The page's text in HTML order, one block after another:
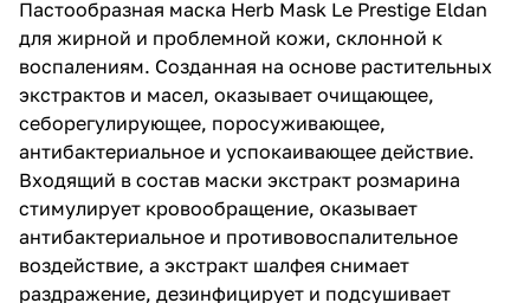
Пастообразная маска Herb Mask Le Prestige Eldan
для жирной и проблемной кожи, склонной к
воспалениям. Созданная на основе растительных
экстрактов и масел, оказывает очищающее,
себорегулирующее, поросуживающее,
антибактериальное и успокаивающее действие.
Входящий в состав маски экстракт розмарина
стимулирует кровообращение, оказывает
антибактериальное и противовоспалительное
воздействие, а экстракт шалфея снимает
раздражение, дезинфицирует и подсушивает